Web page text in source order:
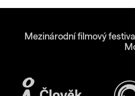
Mezinárodní filmový